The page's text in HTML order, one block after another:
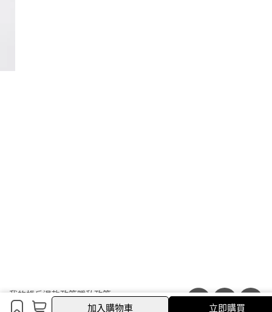
加入購物車
加入購物車 立即購買
我的帳戶退款政策隱私政策
客服專線：【官方商城】 (02) 2793-5064